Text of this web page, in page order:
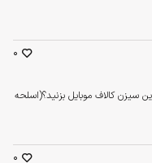
سیزن کالاف موبایل بزنید؟(اسلحه
0
0